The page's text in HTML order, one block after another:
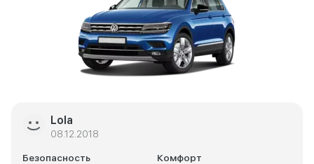
Lola
08.12.2018
Безопасность Комфорт